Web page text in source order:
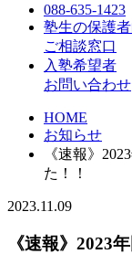
088-635-1423
塾生の保護
ご相談窓口
入塾希望者
お問い合わせ
HOME
お知らせ
《速報》
た！！
2023.11.09
《速報》